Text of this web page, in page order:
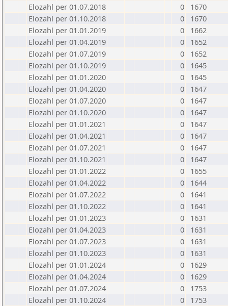
Elozahl per 01.07.2018
0
1670
Elozahl per 01.10.2018
0
1670
Elozahl per 01.01.2019
0
1662
Elozahl per 01.04.2019
0
1652
Elozahl per 01.07.2019
0
1652
Elozahl per 01.10.2019
0
1645
Elozahl per 01.01.2020
0
1645
Elozahl per 01.04.2020
0
1647
Elozahl per 01.07.2020
0
1647
Elozahl per 01.10.2020
0
1647
Elozahl per 01.01.2021
0
1647
Elozahl per 01.04.2021
0
1647
Elozahl per 01.07.2021
0
1647
Elozahl per 01.10.2021
0
1647
Elozahl per 01.01.2022
0
1655
Elozahl per 01.04.2022
0
1644
Elozahl per 01.07.2022
0
1641
Elozahl per 01.10.2022
0
1641
Elozahl per 01.01.2023
0
1631
Elozahl per 01.04.2023
0
1631
Elozahl per 01.07.2023
0
1631
Elozahl per 01.10.2023
0
1631
Elozahl per 01.01.2024
0
1629
Elozahl per 01.04.2024
0
1629
Elozahl per 01.07.2024
0
1753
Elozahl per 01.10.2024
0
1753